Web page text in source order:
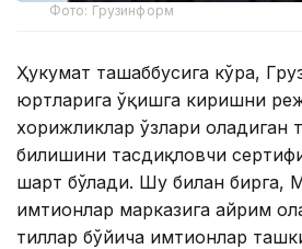
Фото: Грузинформ
Ҳукумат ташаббусига кўра,
юртларига ўқишга киришни
хорижликлар ўзлари оладиган
билишини тасдиқловчи
шарт бўлади. Шу билан бирга,
имтиҳонлар марказига айрим
тиллар бўйича имтиҳонлар